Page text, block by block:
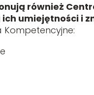
również
umiejętności i
Kompetencyjne: